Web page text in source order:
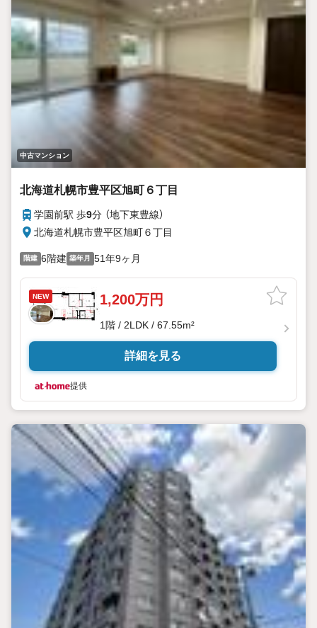
中古マンション
北海道札幌市豊平区旭町６丁目
学園前駅 歩9分 （地下東豊線）
北海道札幌市豊平区旭町６丁目
階建 6階建 築年月 51年9ヶ月
NEW 1,200万円
1階 / 2LDK / 67.55m²
詳細を見る
提供